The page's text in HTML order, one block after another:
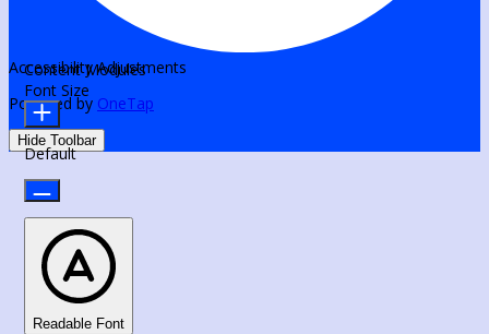
Accessibility Adjustments
Powered by OneTap
Hide Toolbar
Content Modules
Font Size
Default
Readable Font